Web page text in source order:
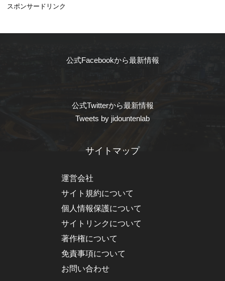
スポンサードリンク
公式Facebookから最新情報
公式Twitterから最新情報
Tweets by jidountenlab
サイトマップ
運営会社
サイト規約について
個人情報保護について
サイトリンクについて
著作権について
免責事項について
お問い合わせ